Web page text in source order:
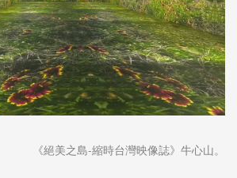
《絕美之島-縮時台灣映像誌》牛心山。